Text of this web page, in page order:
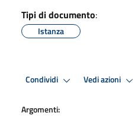
Tipi di documento:
Istanza
Condividi Vedi azioni
Argomenti: